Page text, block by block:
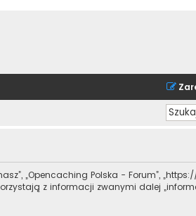
„Opencaching Polska - Forum”,
korzystają z informacji zwanymi dalej